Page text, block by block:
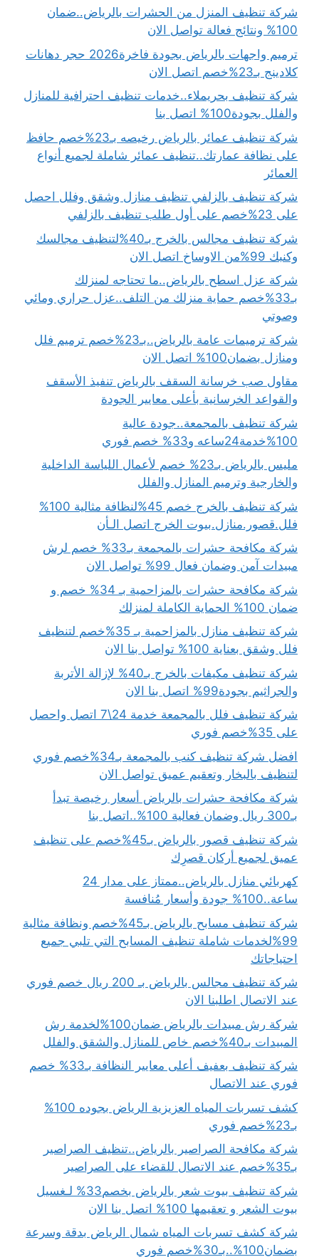
شركة تنظيف المنزل من الحشرات بالرياض..ضمان
100% ونتائج فعالة تواصل الان
ترميم واجهات بالرياض بجودة فاخرة2026 حجر دهانات
كلادينج بـ23%خصم اتصل الان
شركة تنظيف بحريملاء..خدمات تنظيف احترافية للمنازل
والفلل بجودة100% اتصل بنا
شركة تنظيف عمائر بالرياض رخيصه بـ23%خصم حافظ
على نظافة عمارتك..تنظيف عمائر شاملة لجميع أنواع
العمائر
شركة تنظيف بالزلفي تنظيف منازل وشقق وفلل احصل
على 23%خصم على أول طلب تنظيف بالزلفي
شركة تنظيف مجالس بالخرج بـ40%لتنظيف مجالسك
وكنبك 99%من الاوساخ اتصل الان
شركة عزل اسطح بالرياض..ما تحتاجه لمنزلك
بـ33%خصم حماية منزلك من التلف..عزل حراري ومائي
وصوتي
شركة ترميمات عامة بالرياض..بـ23%خصم ترميم فلل
ومنازل بضمان100% اتصل الان
مقاول صب خرسانة السقف بالرياض تنفيذ الأسقف
والقواعد الخرسانية بأعلى معايير الجودة
شركة تنظيف بالمجمعة..جودة عالية
100%خدمة24ساعه و33% خصم فوري
مليس بالرياض بـ23% خصم لأعمال اللياسة الداخلية
والخارجية وترميم المنازل والفلل
شركة تنظيف بالخرج خصم 45%لنظافة مثالية 100%
فلل.قصور.منازل.بيوت الخرج اتصل الـأن
شركة مكافحة حشرات بالمجمعة بـ33% خصم لرش
مبيدات آمن وضمان فعال 99% تواصل الان
شركة مكافحة حشرات بالمزاحمية بـ 34% خصم و
ضمان 100% الحماية الكاملة لمنزلك
شركة تنظيف منازل بالمزاحمية بـ 35%خصم لتنظيف
فلل وشقق بعناية 100% تواصل بنا الان
شركة تنظيف مكيفات بالخرج بـ40% لإزالة الأتربة
والجراثيم بجودة99% اتصل بنا الان
شركة تنظيف فلل بالمجمعة خدمة 24\7 اتصل واحصل
على 35%خصم فوري
افضل شركة تنظيف كنب بالمجمعة بـ34%خصم فوري
لتنظيف بالبخار وتعقيم عميق تواصل الان
شركة مكافحة حشرات بالرياض أسعار رخيصة تبدأ
بـ300 ريال وضمان فعالية 100%..اتصل بنا
شركة تنظيف قصور بالرياض بـ45%خصم على تنظيف
عميق لجميع أركان قصرِك
كهربائي منازل بالرياض..ممتاز على مدار 24
ساعة..100% جودة وأسعار مُنافسة
شركة تنظيف مسابح بالرياض بـ45%خصم ونظافة مثالية
99%لخدمات شاملة تنظيف المسابح التي تلبي جميع
احتياجاتك
شركة تنظيف مجالس بالرياض بـ 200 ريال خصم فوري
عند الاتصال اطلبنا الان
شركة رش مبيدات بالرياض ضمان100%لخدمة رش
المبيدات بـ40%خصم خاص للمنازل والشقق والفلل
شركة تنظيف بعفيف أعلى معايير النظافة بـ33% خصم
فوري عند الاتصال
كشف تسربات المياه العزيزية الرياض بجوده 100%
بـ23%خصم فوري
شركة مكافحة الصراصير بالرياض..تنظيف الصراصير
بـ35%خصم عند الاتصال للقضاء على الصراصير
شركة تنظيف بيوت شعر بالرياض بخصم33% لـغسيل
بيوت الشعر و تعقيمها 100% اتصل بنا الان
شركة كشف تسربات المياه شمال الرياض بدقة وسرعة
بضمان100%..بـ30%خصم فوري